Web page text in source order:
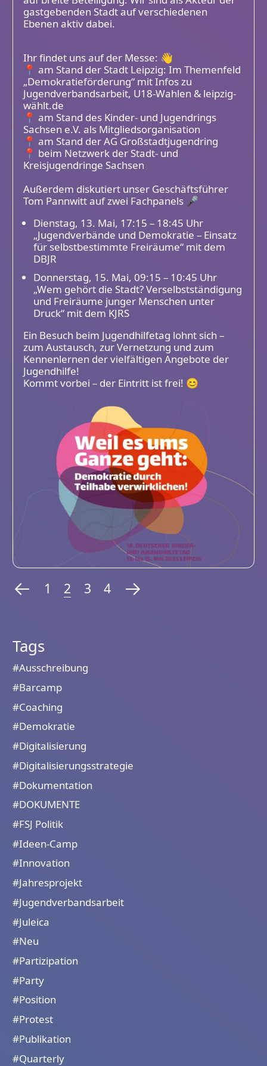
gastgebenden Stadt auf verschiedenen
Ebenen aktiv dabei.
Ihr findet uns auf der Messe: 👋
📍 am Stand der Stadt Leipzig: Im Themenfeld
„Demokratieförderung“ mit Infos zu
Jugendverbandsarbeit, U18-Wahlen & leipzig-
wählt.de
📍 am Stand des Kinder- und Jugendrings
Sachsen e.V. als Mitgliedsorganisation
📍 am Stand der AG Großstadtjugendring
📍 beim Netzwerk der Stadt- und
Kreisjugendringe Sachsen
Außerdem diskutiert unser Geschäftsführer
Tom Pannwitt auf zwei Fachpanels 🎤
Dienstag, 13. Mai, 17:15 – 18:45 Uhr
„Jugendverbände und Demokratie – Einsatz
für selbstbestimmte Freiräume“ mit dem
DBJR
Donnerstag, 15. Mai, 09:15 – 10:45 Uhr
„Wem gehört die Stadt? Verselbstständigung
und Freiräume junger Menschen unter
Druck“ mit dem KJRS
Ein Besuch beim Jugendhilfetag lohnt sich –
zum Austausch, zur Vernetzung und zum
Kennenlernen der vielfältigen Angebote der
Jugendhilfe!
Kommt vorbei – der Eintritt ist frei! 😊
1 2 3 4
Tags
#Ausschreibung
#Barcamp
#Coaching
#Demokratie
#Digitalisierung
#Digitalisierungsstrategie
#Dokumentation
#DOKUMENTE
#FSJ Politik
#Ideen-Camp
#Innovation
#Jahresprojekt
#Jugendverbandsarbeit
#Juleica
#Neu
#Partizipation
#Party
#Position
#Protest
#Publikation
#Quarterly